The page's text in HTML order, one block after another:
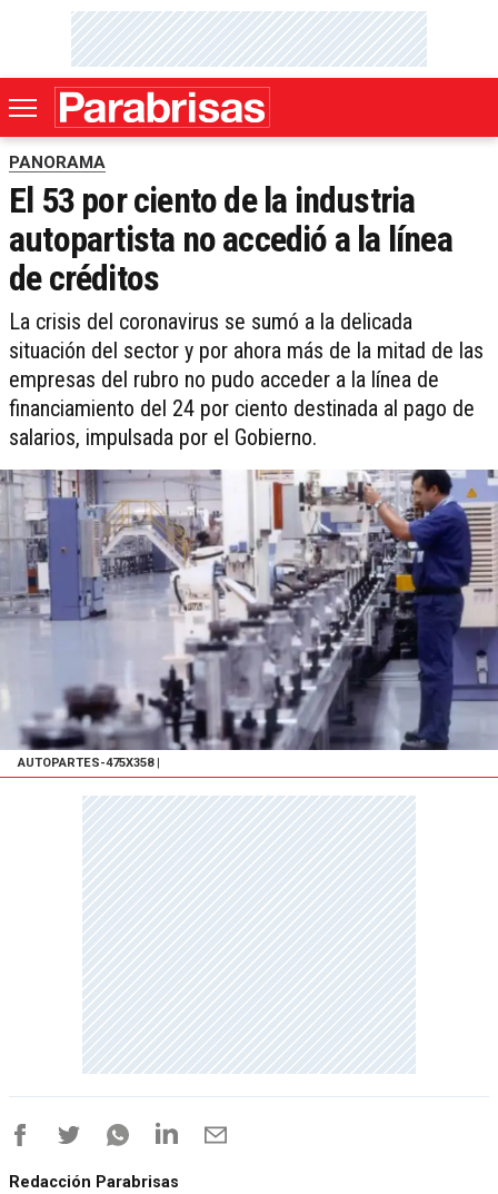
PANORAMA
El 53 por ciento de la industria
autopartista no accedió a la línea
de créditos
La crisis del coronavirus se sumó a la delicada
situación del sector y por ahora más de la mitad de las
empresas del rubro no pudo acceder a la línea de
financiamiento del 24 por ciento destinada al pago de
salarios, impulsada por el Gobierno.
AUTOPARTES-475X358|
Redacción Parabrisas